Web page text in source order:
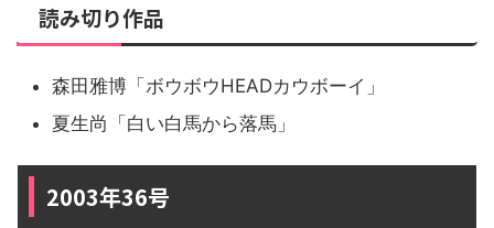
読み切り作品
森田雅博「ボウボウHEADカウボーイ」
夏生尚「白い白馬から落馬」
2003年36号